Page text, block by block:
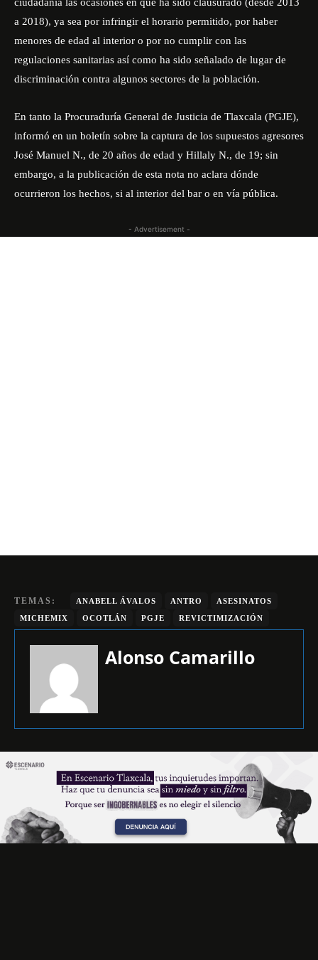
a 2018), ya sea por infringir el horario permitido, por haber
menores de edad al interior o por no cumplir con las
regulaciones sanitarias así como ha sido señalado de lugar de
discriminación contra algunos sectores de la población.
En tanto la Procuraduría General de Justicia de Tlaxcala (PGJE),
informó en un boletín sobre la captura de los supuestos agresores
José Manuel N., de 20 años de edad y Hillaly N., de 19; sin
embargo, a la publicación de esta nota no aclara dónde
ocurrieron los hechos, si al interior del bar o en vía pública.
- Advertisement -
TEMAS: ANABELL ÁVALOS ANTRO
ASESINATOS
MICHEMIX
OCOTLÁN PGJE REVICTIMIZACIÓN
Alonso Camarillo